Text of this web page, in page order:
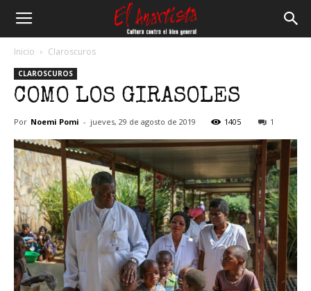
Anartista
Inicio Claroscuros
CLAROSCUROS
COMO LOS GIRASOLES
Por Noemi Pomi - jueves, 29 de agosto de 2019 1405 1